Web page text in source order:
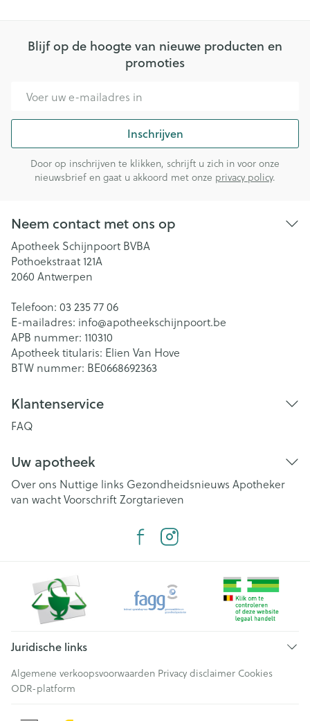
Blijf op de hoogte van nieuwe producten en
promoties
Inschrijven
Door op inschrijven te klikken, schrijft u zich in voor onze
nieuwsbrief en gaat u akkoord met onze privacy policy.
Neem contact met ons op
Apotheek Schijnpoort BVBA
Pothoekstraat 121A
2060 Antwerpen
Telefoon: 03 235 77 06
E-mailadres: info@apotheekschijnpoort.be
APB nummer: 110310
Apotheek titularis: Elien Van Hove
BTW nummer: BE0668692363
Klantenservice
FAQ
Uw apotheek
Over ons Nuttige links Gezondheidsnieuws Apotheker
van wachtVoorschriftZorgtarieven
Juridische links
Algemene verkoopsvoorwaarden Privacy disclaimer Cookies
ODR-platform